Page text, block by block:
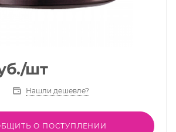
/шт
Нашли дешевле?
О ПОСТУПЛЕНИИ